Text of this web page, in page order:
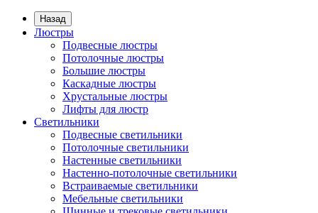
Назад
Люстры
Подвесные люстры
Потолочные люстры
Большие люстры
Каскадные люстры
Хрустальные люстры
Лифты для люстр
Светильники
Подвесные светильники
Потолочные светильники
Настенные светильники
Настенно-потолочные светильники
Встраиваемые светильники
Мебельные светильники